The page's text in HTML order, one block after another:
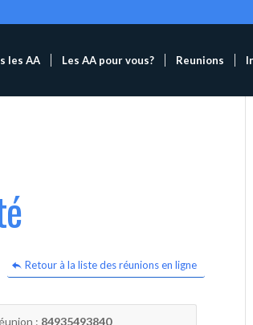
les AA Les AA pour vous? Reunions
Retour à la liste des réunions en ligne
: 84935493840